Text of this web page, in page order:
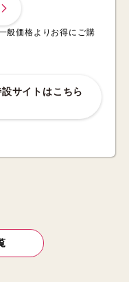
般価格よりお得にご購
サイトはこちら